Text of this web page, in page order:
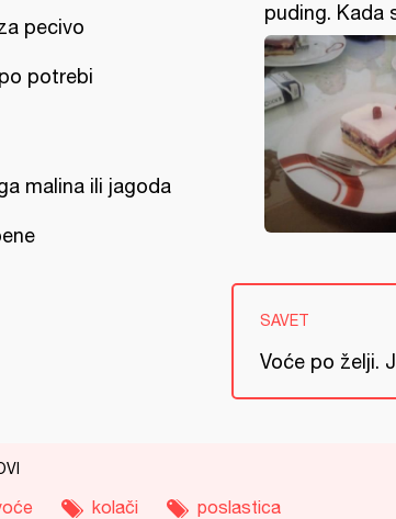
pecivo
potrebi
malina ili jagoda
puding. Kada
SAVET
Voće po želji.
kolači poslastica